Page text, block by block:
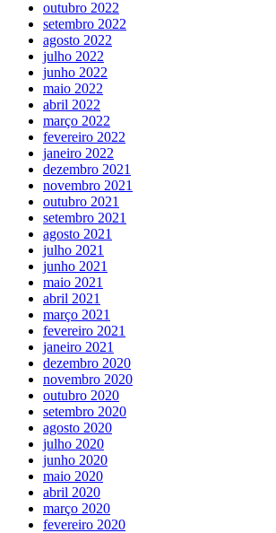
outubro 2022
setembro 2022
agosto 2022
julho 2022
junho 2022
maio 2022
abril 2022
março 2022
fevereiro 2022
janeiro 2022
dezembro 2021
novembro 2021
outubro 2021
setembro 2021
agosto 2021
julho 2021
junho 2021
maio 2021
abril 2021
março 2021
fevereiro 2021
janeiro 2021
dezembro 2020
novembro 2020
outubro 2020
setembro 2020
agosto 2020
julho 2020
junho 2020
maio 2020
abril 2020
março 2020
fevereiro 2020